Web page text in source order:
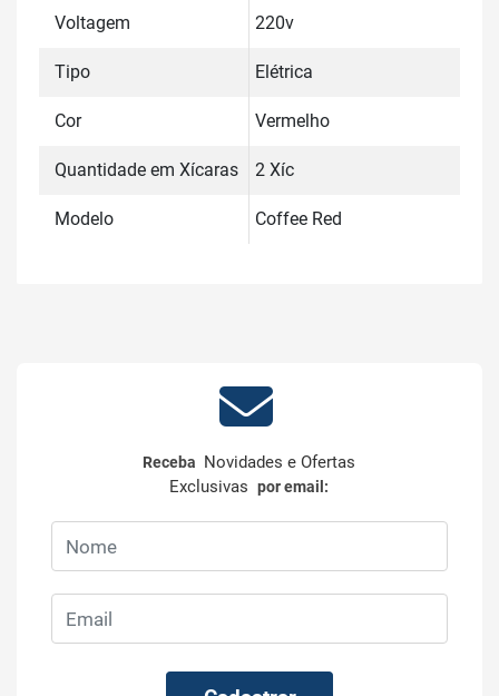
Voltagem 220v
Tipo Elétrica
Cor Vermelho
Quantidade em Xícaras 2 Xíc
Modelo Coffee Red
Receba Novidades e Ofertas
Exclusivaspor email: